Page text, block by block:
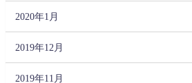
2020年1月
2019年12月
2019年11月